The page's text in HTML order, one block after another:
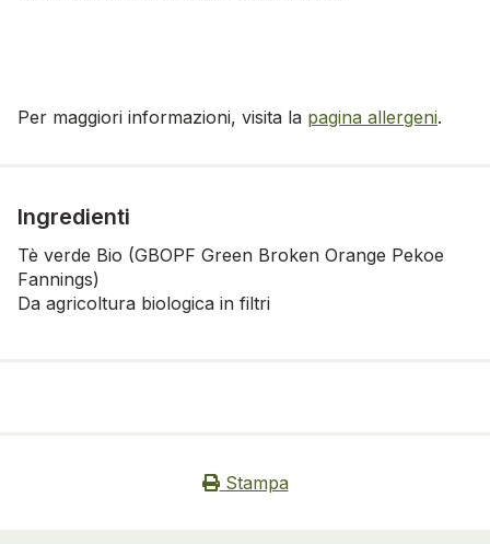
Per maggiori informazioni, visita la pagina allergeni.
Ingredienti
Tè verde Bio (GBOPF Green Broken Orange Pekoe
Fannings)
Da agricoltura biologica in filtri
Stampa